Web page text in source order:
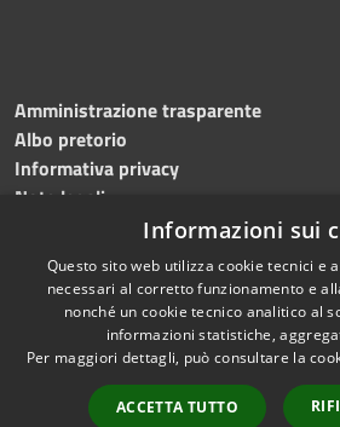
Amministrazione trasparente
Albo pretorio
Informativa privacy
Note legali
Dichiarazione di accessibilità
Accessibilità
Informazioni sui
Questo sito web utilizza cookie tecnici e
necessari al corretto funzionamento e
nonché un cookie tecnico analitico al
informazioni statistiche,
Per maggiori dettagli, può consultare la
ACCETTA TUTTO